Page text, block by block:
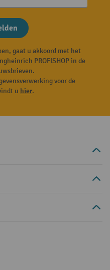
gaat u akkoord met het
PROFISHOP in de
voor de
u hier.